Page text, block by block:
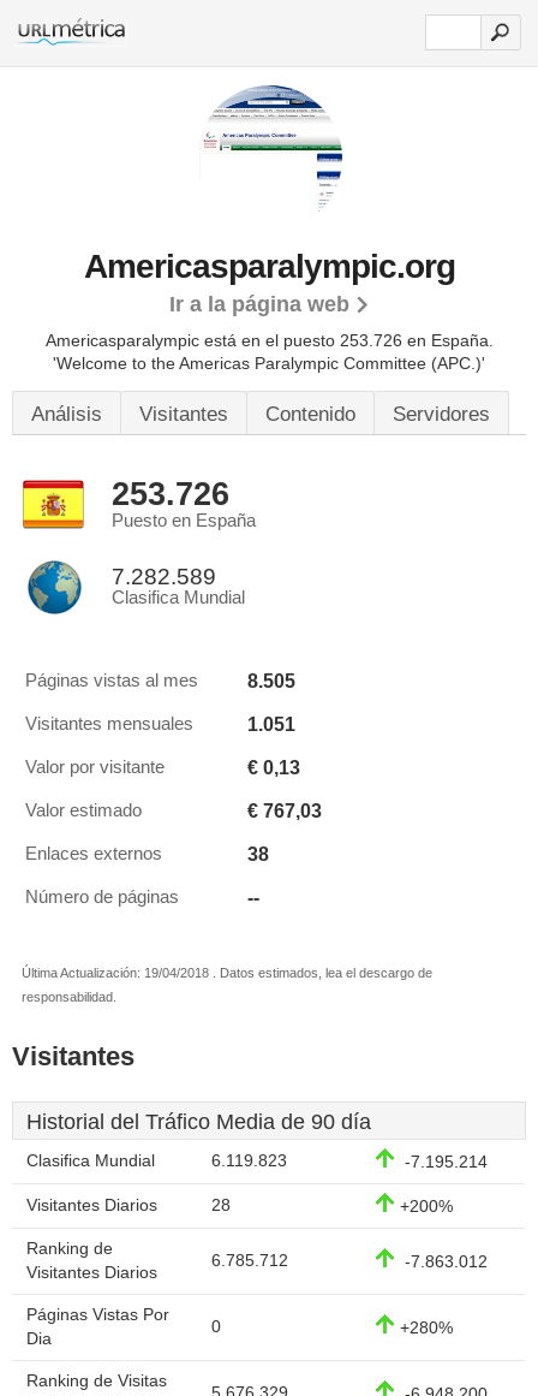
Americasparalympic.org
Ir a la página web
Americasparalympic está en el puesto 253.726 en España.
'Welcome to the Americas Paralympic Committee (APC.)'
Análisis Visitantes Contenido Servidores
253.726
Puesto en España
7.282.589
Clasifica Mundial
Páginas vistas al mes 8.505
Visitantes mensuales 1.051
Valor por visitante € 0,13
Valor estimado € 767,03
Enlaces externos 38
Número de páginas --
Última Actualización: 19/04/2018 . Datos estimados, lea el descargo de
responsabilidad.
Visitantes
Historial del Tráfico Media de 90 día
Clasifica Mundial 6.119.823 -7.195.214
Visitantes Diarios 28 +200%
Ranking de
Visitantes Diarios
6.785.712 -7.863.012
Páginas Vistas Por
Dia
0 +280%
Ranking de Visitas